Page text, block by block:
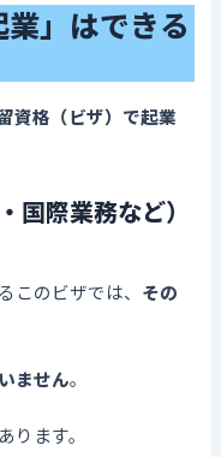
」はできる
資格（ビザ）で起業
国際業務など）
このビザでは、 その
ません。
ます。